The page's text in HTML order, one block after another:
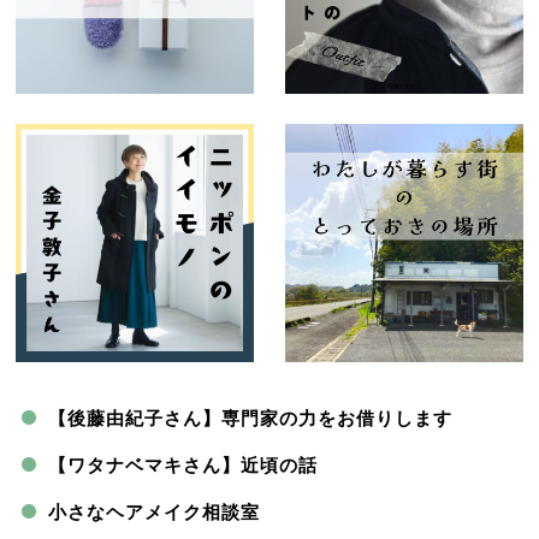
【後藤由紀子さん】専門家の力をお借りします
【ワタナベマキさん】近頃の話
小さなヘアメイク相談室